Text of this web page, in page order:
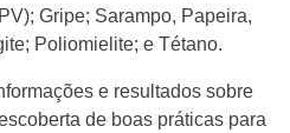
Gripe; Sarampo, Papeira,
Poliomielite; e Tétano.
e resultados sobre
de boas práticas para